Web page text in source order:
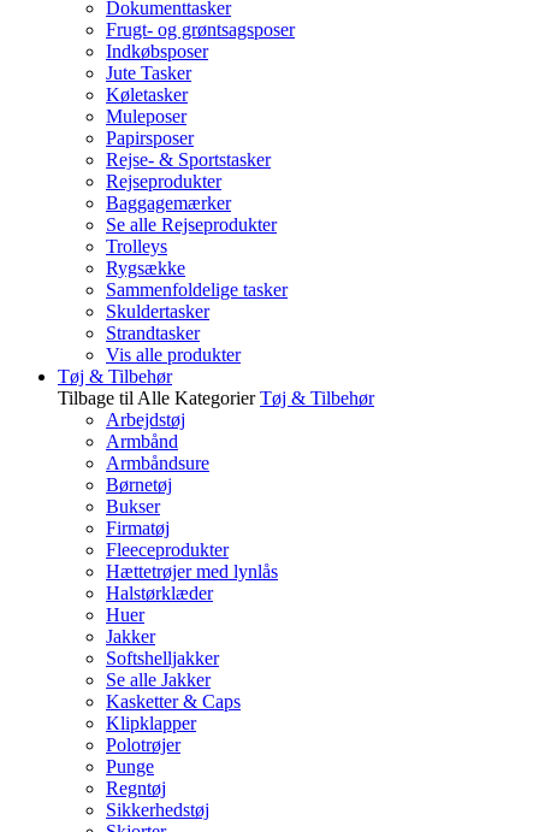
Dokumenttasker
Frugt- og grøntsagsposer
Indkøbsposer
Jute Tasker
Køletasker
Muleposer
Papirsposer
Rejse- & Sportstasker
Rejseprodukter
Baggagemærker
Se alle Rejseprodukter
Trolleys
Rygsække
Sammenfoldelige tasker
Skuldertasker
Strandtasker
Vis alle produkter
Tøj & Tilbehør
Tilbage til Alle Kategorier Tøj & Tilbehør
Arbejdstøj
Armbånd
Armbåndsure
Børnetøj
Bukser
Firmatøj
Fleeceprodukter
Hættetrøjer med lynlås
Halstørklæder
Huer
Jakker
Softshelljakker
Se alle Jakker
Kasketter & Caps
Klipklapper
Polotrøjer
Punge
Regntøj
Sikkerhedstøj